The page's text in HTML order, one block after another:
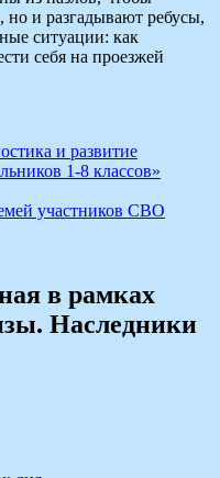
и разгадывают ребусы,
ситуации: как
себя на проезжей
и развитие
1-8 классов»
в рамках
Наследники